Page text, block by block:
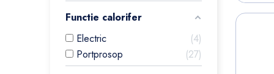
Functie calorifer
Electric
4
Portprosop
27